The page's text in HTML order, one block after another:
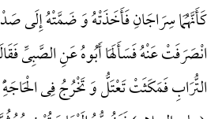
کَأَنَّهُمَا سِرَاجَانِ فَأَخَذَتْهُ وَ ضَمَّتْهُ إِلَی
انْصَرَفَتْ عَنْهُ فَسَأَلَهَا أَبُوهُ عَنِ الصَّبِیِّ
التُّرَابِ فَمَکَثَتْ تَعْتَلُّ وَ تَخْرُجُ فِی